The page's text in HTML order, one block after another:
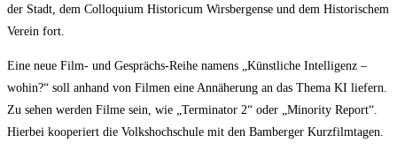
der Stadt, dem Col­lo­qui­um His­to­ri­cum Wirs­ber­gen­se und dem His­to­ri­schem
Ver­ein fort.
Eine neue Film- und Gesprächs-Rei­he namens „Künst­li­che Intel­li­genz –
wohin?“ soll anhand von Fil­men eine Annä­he­rung an das The­ma KI lie­fern.
Zu sehen wer­den Fil­me sein, wie „Ter­mi­na­tor 2“ oder „Mino­ri­ty Report“.
Hier­bei koope­riert die Volks­hoch­schu­le mit den Bam­ber­ger Kurzfilmtagen.